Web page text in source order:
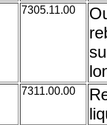
7305.11.00
7311.00.00